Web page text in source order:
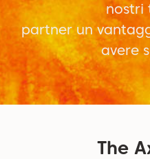
nostri
partner un
avere
The